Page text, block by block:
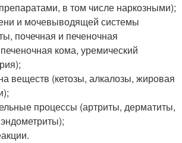
в том числе наркозными);
и мочевыводящей системы
почечная и печеночная
кома, уремический
веществ (кетозы, алкалозы, жировая
процессы (артриты, дерматиты,